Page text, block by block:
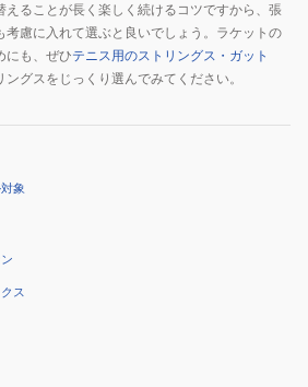
えることが長く楽しく続けるコツですから、張
考慮に入れて選ぶと良いでしょう。ラケットの
にも、ぜひテニス用のストリングス・ガット
グスをじっくり選んでみてください。
象
ス